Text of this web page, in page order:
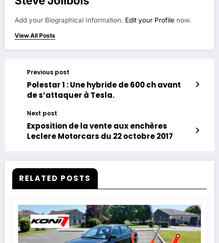
Add your Biographical Information. Edit your Profile now.
View All Posts
Previous post
Polestar 1 : Une hybride de 600 ch avant
de s’attaquer à Tesla.
Next post
Exposition de la vente aux enchères
Leclere Motorcars du 22 octobre 2017
RELATED POSTS